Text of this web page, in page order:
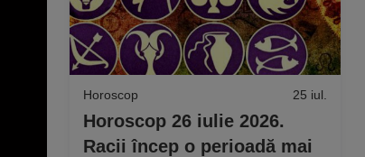
Horoscop 25 iul.
Horoscop 26 iulie 2026.
Racii încep o perioadă mai